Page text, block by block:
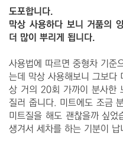
도포합니다.
막상 사용하다 보니 거품의
더 많이 뿌리게 됩니다.
사용법에 따르면 중형차 기준
는데 막상 사용해보니 그보다
상 거의 20회 가까이 분사한
질러 줍니다. 미트에도 조금
미트질을 해도 괜찮을까 싶었
생겨서 세차를 하는 기분이 납